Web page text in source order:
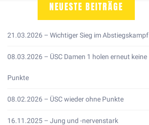
NEUESTE BEITRÄGE
21.03.2026 – Wichtiger Sieg im Abstiegskampf
08.03.2026 – ÜSC Damen 1 holen erneut keine
Punkte
08.02.2026 – ÜSC wieder ohne Punkte
16.11.2025 – Jung und -nervenstark